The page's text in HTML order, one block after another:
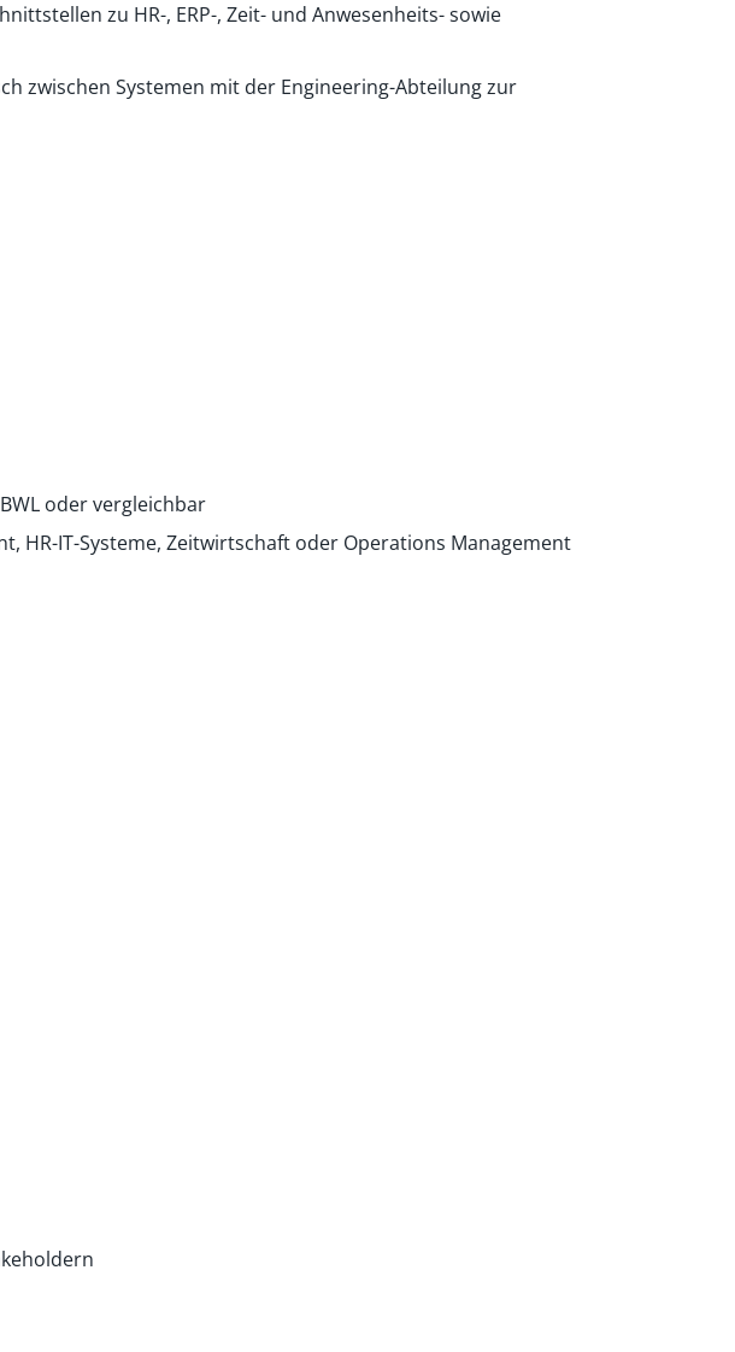
zu HR-, ERP-, Zeit- und Anwesenheits- sowie
zwischen Systemen mit der Engineering-Abteilung zur
oder vergleichbar
HR-IT-Systeme, Zeitwirtschaft oder Operations Management